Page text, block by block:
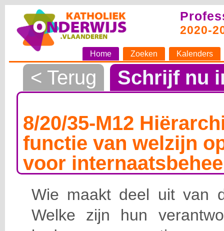
2020-
Home Zoeken Kalenders
< Terug Schrijf nu
8/20/35-M12
functie van welzijn
voor
Wie maakt deel uit van
Welke zijn hun